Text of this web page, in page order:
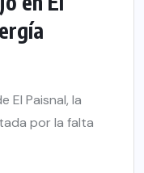
El Paisnal, la
por la falta